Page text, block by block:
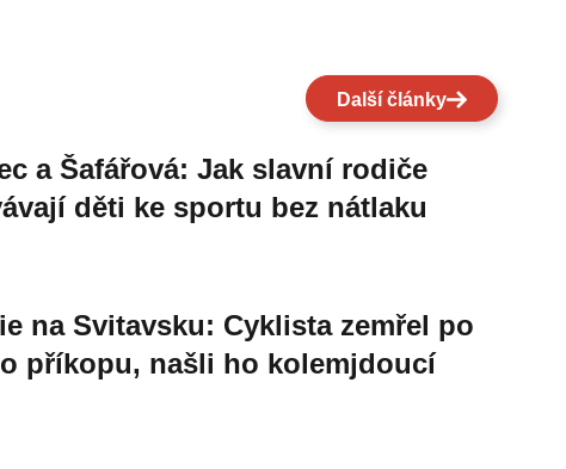
Další články
a Šafářová: Jak slavní rodiče
děti ke sportu bez nátlaku
na Svitavsku: Cyklista zemřel po
příkopu, našli ho kolemjdoucí